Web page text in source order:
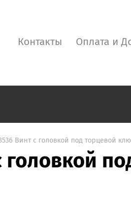
Контакты Оплата и
Винт с головкой под торцевой
головкой